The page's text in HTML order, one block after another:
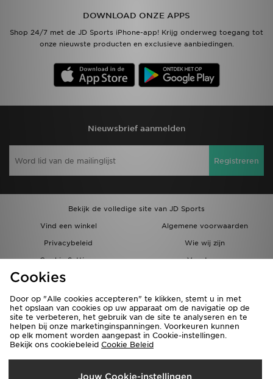
DOWNLOAD ONZE APPS
Shop 24/7 met de JD Sports iPhone-app! Krijg onderweg toegang tot
onze nieuwste producten en exclusieve aanbiedingen.
Nieuwsbrief aanmelden
Registreren
Bekijk de volledige site van JD Sports
Vind een winkel
Algemene voorwaarden
Privacybeleid
Wie wij zijn
Cookie Settings
Vacatures
Bestellingen en Levering
Verzenden Naar
Cookies
Door op "Alle cookies accepteren" te klikken, stemt u in met
het opslaan van cookies op uw apparaat om de navigatie op de
site te verbeteren, het gebruik van de site te analyseren en te
helpen bij onze marketinginspanningen. Voorkeuren kunnen
op elk moment worden aangepast in Cookie-instellingen.
Bekijk ons cookiebeleid Cookie Beleid
Jouw Cookie-instellingen